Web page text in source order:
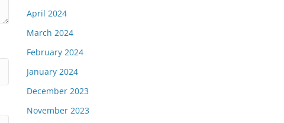
April 2024
March 2024
February 2024
January 2024
December 2023
November 2023